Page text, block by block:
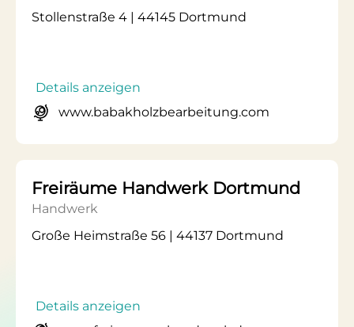
Stollenstraße 4 | 44145 Dortmund
Details anzeigen
www.babakholzbearbeitung.com
Freiräume Handwerk Dortmund
Handwerk
Große Heimstraße 56 | 44137 Dortmund
Details anzeigen